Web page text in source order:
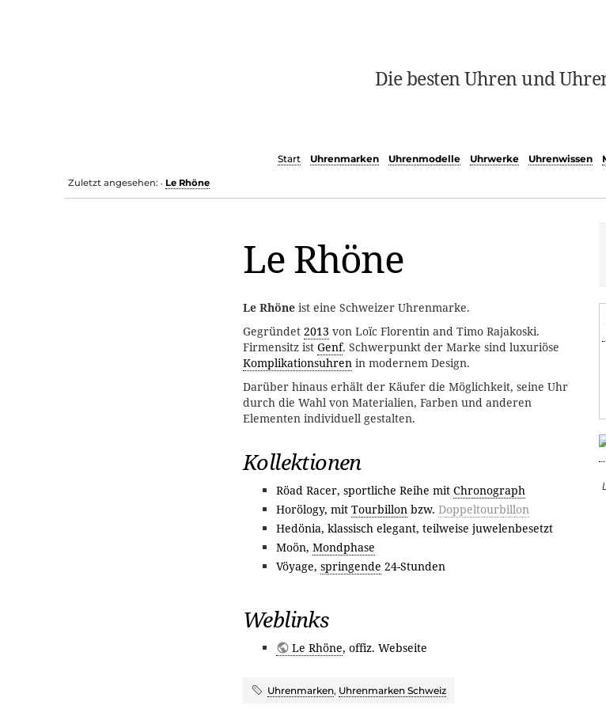
Die besten Uhren und
Start
Uhrenmarken Uhrenmodelle Uhrwerke Uhrenwissen
Zuletzt angesehen: • Le Rhöne
Le Rhöne
Le Rhöne ist eine Schweizer Uhrenmarke.
Gegründet 2013 von Loïc Florentin and Timo Rajakoski.
Firmensitz ist Genf. Schwerpunkt der Marke sind luxuriöse
Komplikationsuhren in modernem Design.
Darüber hinaus erhält der Käufer die Möglichkeit, seine Uhr
durch die Wahl von Materialien, Farben und anderen
Elementen individuell gestalten.
Kollektionen
Röad Racer, sportliche Reihe mit Chronograph
Horölogy, mit Tourbillon bzw. Doppeltourbillon
Hedönia, klassisch elegant, teilweise juwelenbesetzt
Moön, Mondphase
Vöyage, springende 24-Stunden
Weblinks
Le Rhöne, offiz. Webseite
Uhrenmarken, Uhrenmarken Schweiz